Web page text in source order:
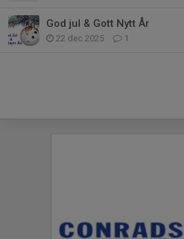
God jul & Gott Nytt År
22 dec 2025 1